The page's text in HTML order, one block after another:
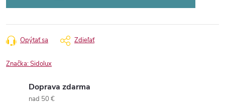
Opýtať sa Zdieľať
Značka:Sidolux
Doprava zdarma
nad 50 €